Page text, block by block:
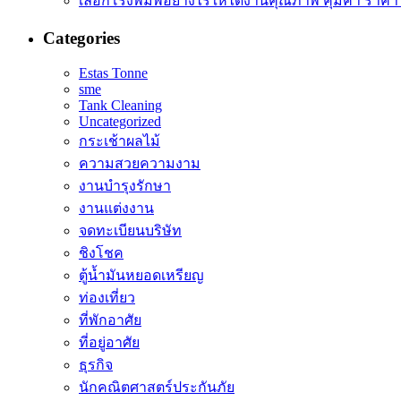
Categories
Estas Tonne
sme
Tank Cleaning
Uncategorized
กระเช้าผลไม้
ความสวยความงาม
งานบำรุงรักษา
งานแต่งงาน
จดทะเบียนบริษัท
ชิงโชค
ตู้น้ำมันหยอดเหรียญ
ท่องเที่ยว
ที่พักอาศัย
ที่อยู่อาศัย
ธุรกิจ
นักคณิตศาสตร์ประกันภัย